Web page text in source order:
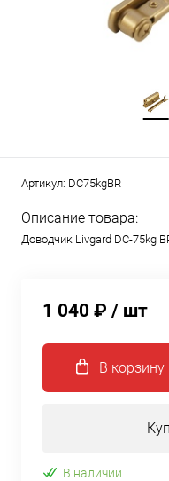
Артикул: DC75kgBR
Описание товара:
Доводчик Livgard DC-75kg
1 040 ₽ / шт
В корзину
В наличии